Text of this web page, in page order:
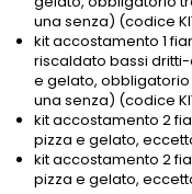
una senza) (codice
kit accostamento 1
riscaldato bassi
e gelato,
una senza) (codice KIT
kit accostamento 2
pizza e gelato,
kit accostamento 2
pizza e gelato,